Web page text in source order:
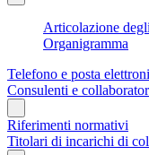
Articolazione
Organigramma
Telefono e posta
Consulenti e
Riferimenti normativi
Titolari di incarichi di